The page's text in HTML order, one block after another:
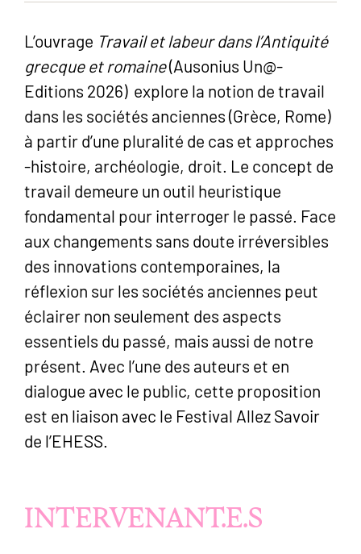
L’ouvrage Travail et labeur dans l’Antiquité
grecque et romaine(Ausonius Un@-
Editions 2026) explore la notion de travail
dans les sociétés anciennes (Grèce, Rome)
à partir d’une pluralité de cas et approches
-histoire, archéologie, droit. Le concept de
travail demeure un outil heuristique
fondamental pour interroger le passé. Face
aux changements sans doute irréversibles
des innovations contemporaines, la
réflexion sur les sociétés anciennes peut
éclairer non seulement des aspects
essentiels du passé, mais aussi de notre
présent. Avec l’une des auteurs et en
dialogue avec le public, cette proposition
est en liaison avec le Festival Allez Savoir
de l’EHESS.
INTERVENANT.E.S